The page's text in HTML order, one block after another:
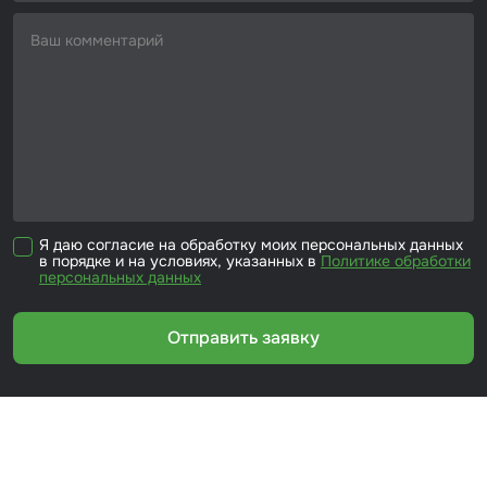
Я даю согласие на обработку моих персональных данных
в порядке и на условиях, указанных в Политике обработки
персональных данных
Отправить заявку